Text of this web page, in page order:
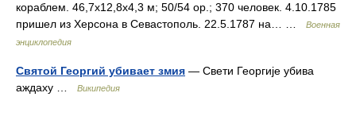
кораблем. 46,7x12,8x4,3 м; 50/54 ор.; 370 человек. 4.10.1785
пришел из Херсона в Севастополь. 22.5.1787 на… …
Военная
энциклопедия
Святой Георгий убивает змия — Свети Георгије убива
аждаху …
Википедия